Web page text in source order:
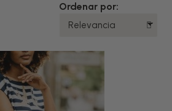
Ordenar por: